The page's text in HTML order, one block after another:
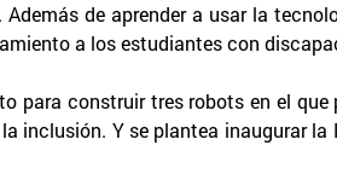
de aprender a usar la
a los estudiantes con
para construir tres robots en el
inclusión. Y se plantea inaugurar la